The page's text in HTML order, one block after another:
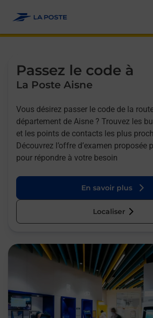
Passez le code à
La Poste Aisne
Vous désirez passer le code de la
département de Aisne ? Trouvez les
et les points de contacts les plus
Découvrez l’offre d’examen proposée
pour répondre à votre besoin
En savoir plus
Localiser